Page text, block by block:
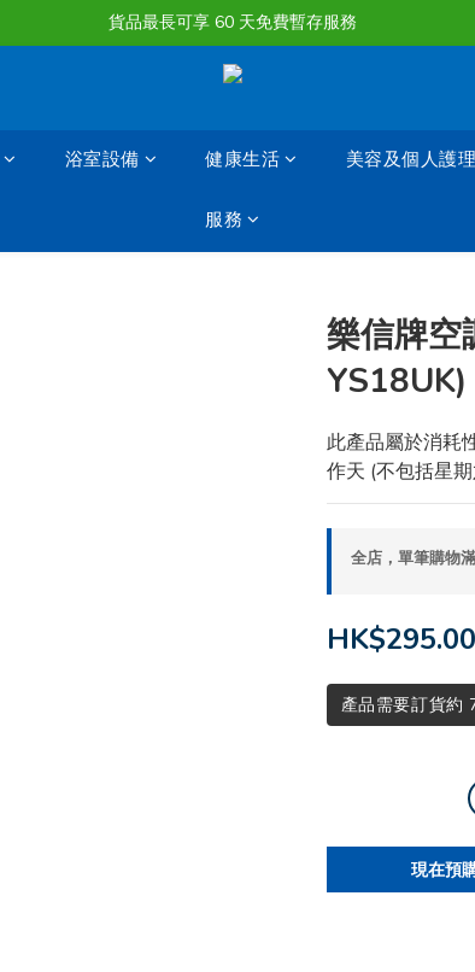
購物滿淨值HK $1500或以上 , 即可享一次免費標準送貨服務。
貨品最長可享 60 天免費暫存服務
購物滿淨值HK $1500或以上 , 即可享一次免費標準送貨服務。
浴室設備 健康生活 美容及個人護理
服務
樂信牌空
YS18UK)
此產品屬於消耗
作天 (不包括星期
全店，單筆購物
HK$295.00
產品需要訂貨約
現在預